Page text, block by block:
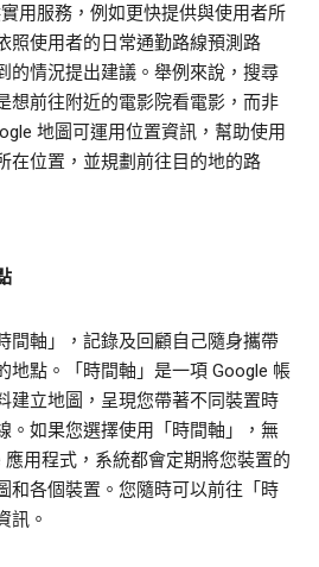
用服務，例如更快提供與使用者所
照使用者的日常通勤路線預測路
的情況提出建議。舉例來說，搜尋
想前往附近的電影院看電影，而非
地圖可運用位置資訊，幫助使用
在位置，並規劃前往目的地的路
間軸」，記錄及回顧自己隨身攜帶
地點。「時間軸」是一項 Google 帳
建立地圖，呈現您帶著不同裝置時
。如果您選擇使用「時間軸」，無
用程式，系統都會定期將您裝置的
和各個裝置。您隨時可以前往「時
訊。